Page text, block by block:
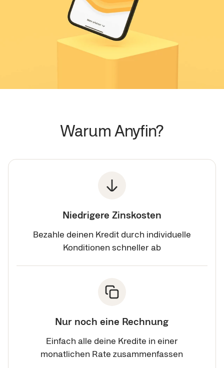
Warum Anyfin?
Niedrigere Zinskosten
Bezahle deinen Kredit durch individuelle
Konditionen schneller ab
Nur noch eine Rechnung
Einfach alle deine Kredite in einer
monatlichen Rate zusammenfassen